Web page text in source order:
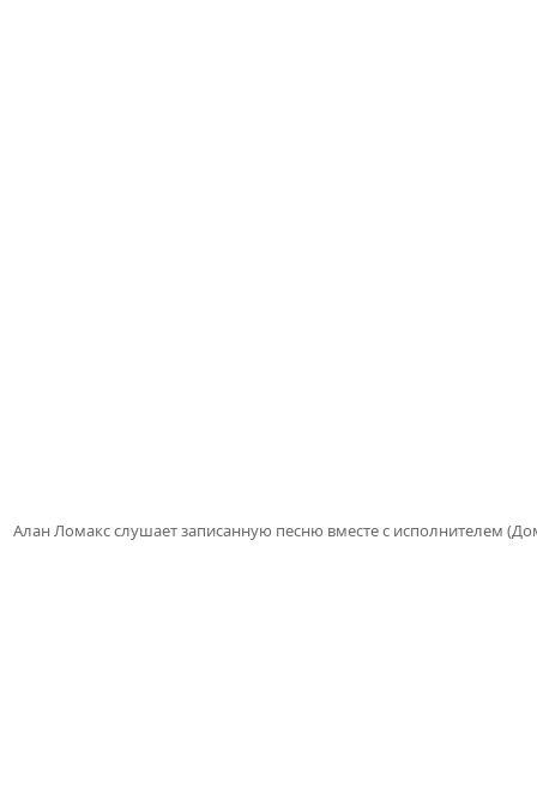
Алан Ломакс слушает записанную песню вместе с исполнителем